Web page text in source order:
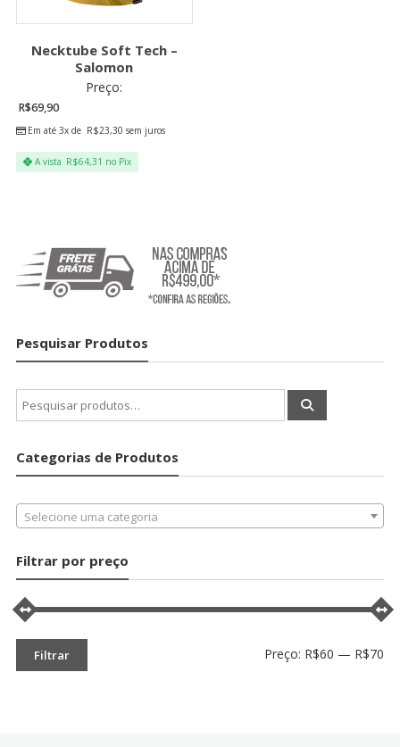
Necktube Soft Tech –
Salomon
Preço:
R$69,90
Em até 3x de R$23,30 sem juros
A vista R$64,31 no Pix
Pesquisar Produtos
Pesquisar
por:
Categorias de Produtos
Selecione uma categoria
Filtrar por preço
Filtrar Preço: R$60 — R$70